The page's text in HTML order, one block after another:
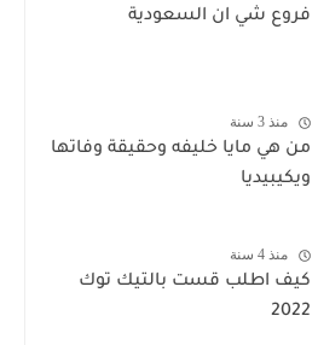
فروع شي ان السعودية
منذ 3 سنة
من هي مايا خليفه وحقيقة وفاتها
ويكيبيديا
منذ 4 سنة
كيف اطلب قست بالتيك توك
2022